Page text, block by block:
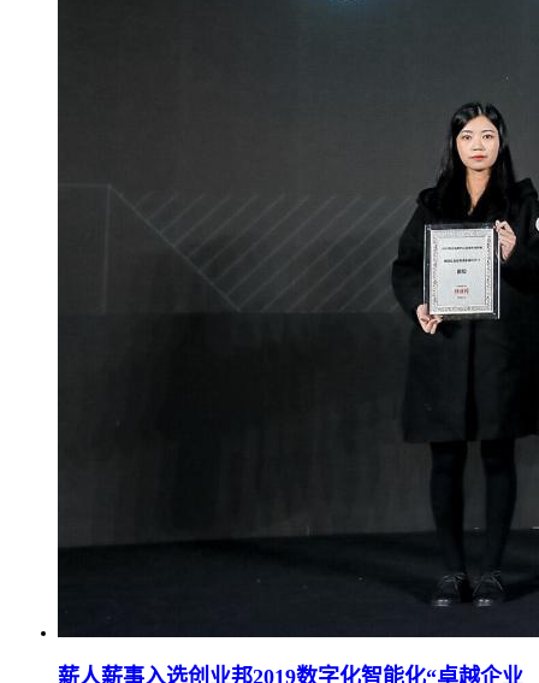
薪人薪事入选创业邦2019数字化智能化“卓越企业